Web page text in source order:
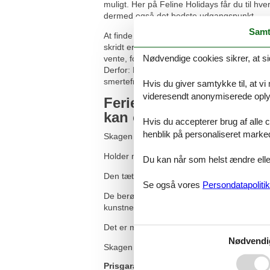
muligt. Her på Feline Holidays får du til
dermed også det bedste udgangspunkt.
At finde dit sommerhus er første skridt på
skridt er at sikre, at bookingen bliver
vente, for andre end du kan være ved at
Derfor: Få klaret bookingen hurtigst muligt.
smertefrit online - og herefter kan I alle
Ferieoplevelserne
kan opleve:
Skagen er også en virkelige perle for
Holder man ferie i Skagen, må man ikke
Den tætbevoksede have omkring
De berømte Skagenmaleres værker kan
kunstnerens eget perspektiv.
Det er muligt at komme op i det gamle
Skagen er også kendt for sine
Prisgaranti
Nødvendige cookies sikrer, at
Hvis du giver samtykke til, at vi
videresendt anonymiserede
Hvis du accepterer brug af alle
henblik på personaliseret
Du kan når som helst ændre
Se også vores Persondatapolitik